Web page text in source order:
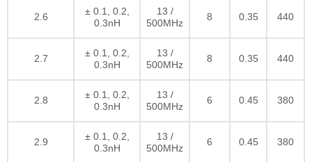
2.6
± 0.1, 0.2,
0.3nH
13 /
500MHz
8 0.35 440
2.7
± 0.1, 0.2,
0.3nH
13 /
500MHz
8 0.35 440
2.8
± 0.1, 0.2,
0.3nH
13 /
500MHz
6 0.45 380
2.9
± 0.1, 0.2,
0.3nH
13 /
500MHz
6 0.45 380